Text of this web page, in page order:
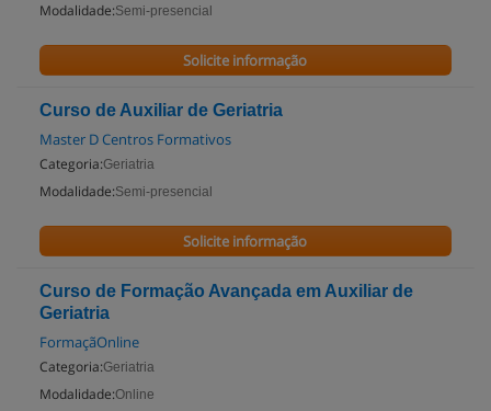
Modalidade:Semi-presencial
Solicite informação
Curso de Auxiliar de Geriatria
Master D Centros Formativos
Categoria:Geriatria
Modalidade:Semi-presencial
Solicite informação
Curso de Formação Avançada em Auxiliar de
Geriatria
FormaçãOnline
Categoria:Geriatria
Modalidade:Online